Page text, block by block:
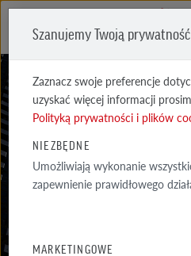
NORMIE PN-EN 15804 I
Szanujemy Twoją prywatność
Zaznacz swoje preferencje
uzyskać więcej informacji
Polityką prywatności i plików
NIEZBĘDNE
Umożliwiają wykonanie
zapewnienie prawidłowego
MARKETINGOWE